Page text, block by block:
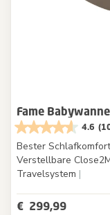
Fame Babywanne
4.6
Bester
Verstellbare
Travelsystem |
€ 299,99